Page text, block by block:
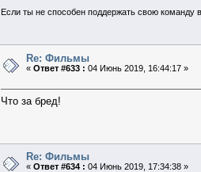
Если ты не способен поддержать свою команду
Re: Фильмы
«Ответ #633 : 04 Июнь 2019, 16:44:17 »
Что за бред!
Re: Фильмы
«Ответ #634 : 04 Июнь 2019, 17:34:38 »